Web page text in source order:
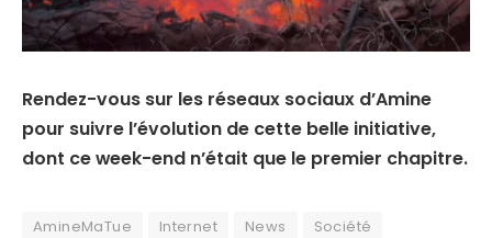
Rendez-vous sur les réseaux sociaux d’Amine
pour suivre l’évolution de cette belle initiative,
dont ce week-end n’était que le premier chapitre.
AmineMaTue Internet News
Société